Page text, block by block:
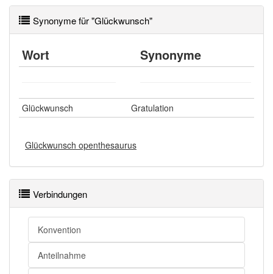
Synonyme für "Glückwunsch"
Wort Synonyme
Glückwunsch Gratulation
Glückwunsch openthesaurus
Verbindungen
Konvention
Anteilnahme